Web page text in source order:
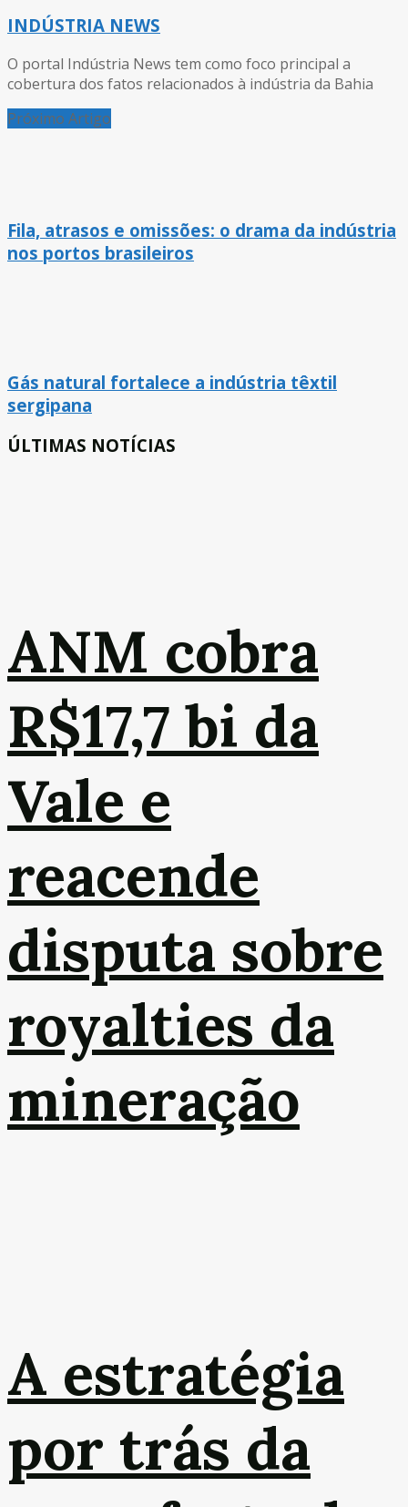
INDÚSTRIA NEWS
O portal Indústria News tem como foco principal a
cobertura dos fatos relacionados à indústria da Bahia
Próximo Artigo
Fila, atrasos e omissões: o drama da indústria
nos portos brasileiros
Gás natural fortalece a indústria têxtil
sergipana
ÚLTIMAS NOTÍCIAS
ANM cobra
R$17,7 bi da
Vale e
reacende
disputa sobre
royalties da
mineração
A estratégia
por trás da